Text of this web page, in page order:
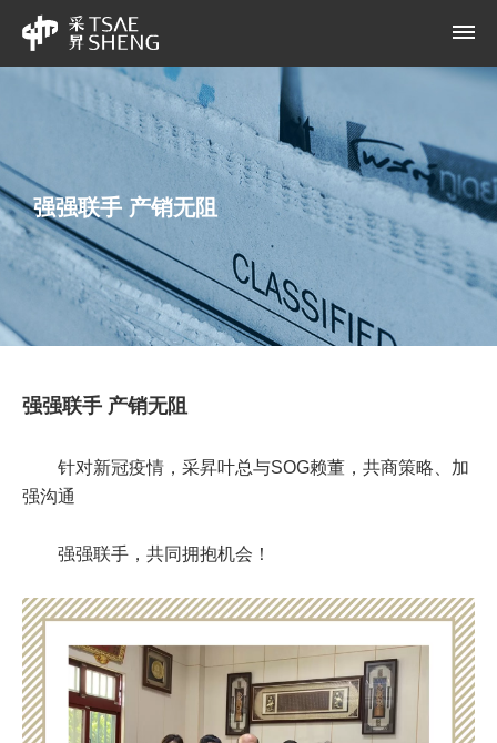
强强联手 产销无阻
强强联手 产销无阻
针对新冠疫情，采昇叶总与SOG赖董，共商策略、加
强沟通
强强联手，共同拥抱机会！